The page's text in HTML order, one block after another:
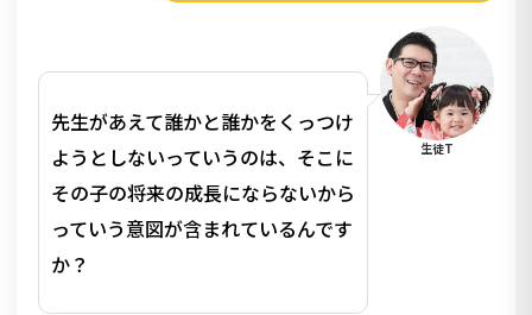
先生があえて誰かと誰かをくっつけ
ようとしないっていうのは、そこに
その子の将来の成長にならないから
っていう意図が含まれているんです
か？
生徒T